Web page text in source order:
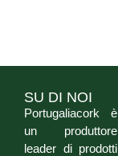
SU DI NOI
Portugaliacork è
un produttore
leader di prodotti